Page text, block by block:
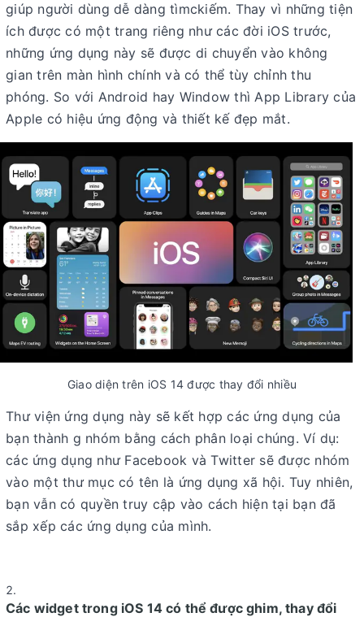
giúp người dùng dễ dàng tìmckiếm. Thay vì những tiện
ích được có một trang riêng như các đời iOS trước,
những ứng dụng này sẽ được di chuyển vào không
gian trên màn hình chính và có thể tùy chỉnh thu
phóng. So với Android hay Window thì App Library của
Apple có hiệu ứng động và thiết kế đẹp mắt.
Giao diện trên iOS 14 được thay đổi nhiều
Thư viện ứng dụng này sẽ kết hợp các ứng dụng của
bạn thành g nhóm bằng cách phân loại chúng. Ví dụ:
các ứng dụng như Facebook và Twitter sẽ được nhóm
vào một thư mục có tên là ứng dụng xã hội. Tuy nhiên,
bạn vẫn có quyền truy cập vào cách hiện tại bạn đã
sắp xếp các ứng dụng của mình.
Các widget trong iOS 14 có thể được ghim, thay đổi